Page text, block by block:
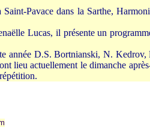
Pavace dans la Sarthe,
Lucas, il présente un
année D.S. Bortnianski, N.
lieu actuellement le dimanche